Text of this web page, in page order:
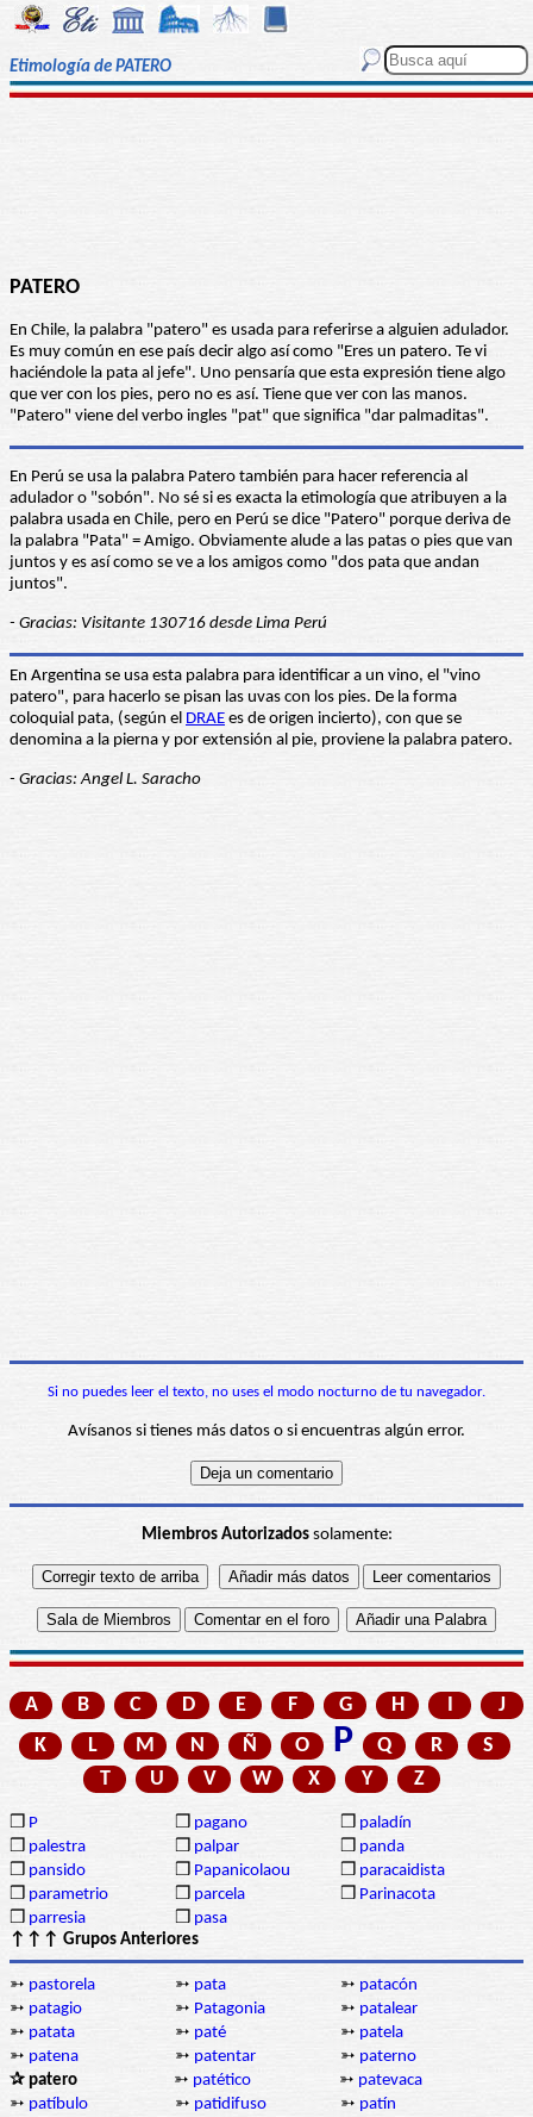
Etimología de PATERO
PATERO
En Chile, la palabra "patero" es usada para referirse a alguien adulador.
Es muy común en ese país decir algo así como "Eres un patero. Te vi
haciéndole la pata al jefe". Uno pensaría que esta expresión tiene algo
que ver con los pies, pero no es así. Tiene que ver con las manos.
"Patero" viene del verbo ingles "pat" que significa "dar palmaditas".
En Perú se usa la palabra Patero también para hacer referencia al
adulador o "sobón". No sé si es exacta la etimología que atribuyen a la
palabra usada en Chile, pero en Perú se dice "Patero" porque deriva de
la palabra "Pata" = Amigo. Obviamente alude a las patas o pies que van
juntos y es así como se ve a los amigos como "dos pata que andan
juntos".
- Gracias: Visitante 130716 desde Lima Perú
En Argentina se usa esta palabra para identificar a un vino, el "vino
patero", para hacerlo se pisan las uvas con los pies. De la forma
coloquial pata, (según el DRAE es de origen incierto), con que se
denomina a la pierna y por extensión al pie, proviene la palabra patero.
- Gracias: Angel L. Saracho
Si no puedes leer el texto, no uses el modo nocturno de tu navegador.
Avísanos si tienes más datos o si encuentras algún error.
Miembros Autorizadossolamente:
A B C D E F G H
J
K
L M N Ñ O P Q R
S
T
U V W X Y Z
❒ P ❒ pagano ❒ paladín
❒ palestra ❒ palpar ❒ panda
❒ pansido ❒ Papanicolaou ❒ paracaidista
❒ parametrio ❒ parcela ❒ Parinacota
❒ parresia ❒ pasa
↑↑↑ Grupos Anteriores
➳ pastorela ➳ pata ➳ patacón
➳ patagio ➳ Patagonia ➳ patalear
➳ patata ➳ paté ➳ patela
➳ patena ➳ patentar ➳ paterno
✰ patero
➳ patético ➳ patevaca
➳ patíbulo ➳ patidifuso ➳ patín